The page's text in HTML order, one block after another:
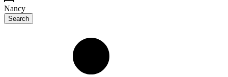
Nancy
Search